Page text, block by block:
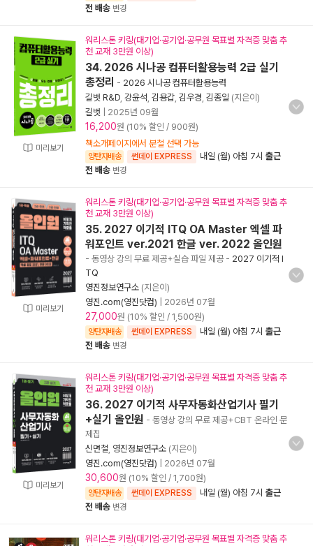
전 배송 변경
미리보기
워리스톤 키링(대기업·공기업·공무원 목표별 자격증 맞춤 추
천 교재 3만원 이상)
34. 2026 시나공 컴퓨터활용능력 2급 실기
총정리 - 2026 시나공 컴퓨터활용능력
길벗 R&D 강윤석 김용갑 김우경 김종일 (지은이)
길벗
2025년 09월
16,200원 (10% 할인 / 900원)
책소개페이지에서 분철 선택 가능
양탄자배송 썬데이 EXPRESS 내일 (월) 아침 7시 출근
전 배송 변경
미리보기
워리스톤 키링(대기업·공기업·공무원 목표별 자격증 맞춤 추
천 교재 3만원 이상)
35. 2027 이기적 ITQ OA Master 엑셀 파
워포인트 ver.2021 한글 ver. 2022 올인원
- 동영상 강의 무료 제공+실습 파일 제공 - 2027 이기적 I
TQ
영진정보연구소 (지은이)
영진.com(영진닷컴)
2026년 07월
27,000원 (10% 할인 / 1,500원)
양탄자배송 썬데이 EXPRESS 내일 (월) 아침 7시 출근
전 배송 변경
미리보기
워리스톤 키링(대기업·공기업·공무원 목표별 자격증 맞춤 추
천 교재 3만원 이상)
36. 2027 이기적 사무자동화산업기사 필기
+실기 올인원 - 동영상 강의 무료 제공+CBT 온라인 문
제집
신면철 영진정보연구소 (지은이)
영진.com(영진닷컴)
2026년 07월
30,600원 (10% 할인 / 1,700원)
양탄자배송 썬데이 EXPRESS 내일 (월) 아침 7시 출근
전 배송 변경
워리스톤 키링(대기업·공기업·공무원 목표별 자격증 맞춤 추